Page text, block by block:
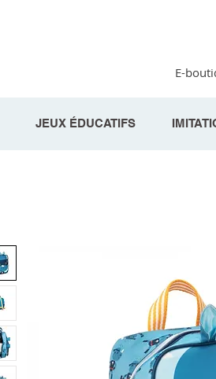
E-
JEUX ÉDUCATIFS